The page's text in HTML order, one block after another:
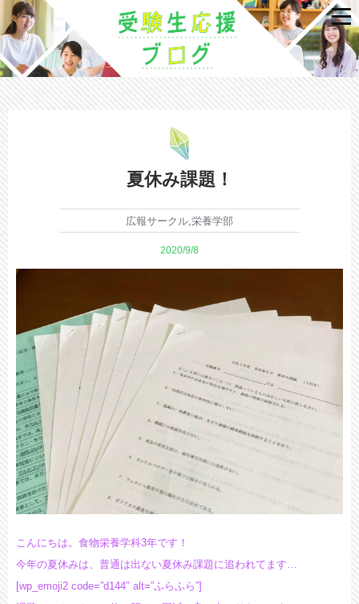
夏休み課題！
2020/9/8
広報サークル 栄養学部
こんにちは。食物栄養学科3年です！
今年の夏休みは、普通は出ない夏休み課題に追われてます…
[wp_emoji2 code=”d144″ alt=”ふらふら”]